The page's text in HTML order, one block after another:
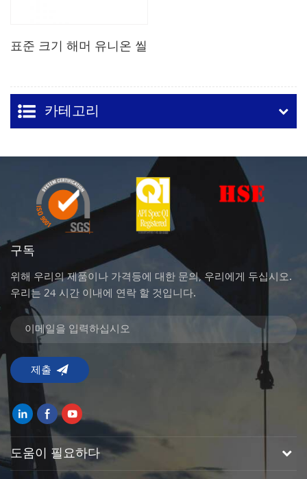
표준 크기 해머 유니온 씰
카테고리
구독
위해 우리의 제품이나 가격등에 대한 문의, 우리에게 두십시오.
우리는 24 시간 이내에 연락 할 것입니다.
도움이 필요하다